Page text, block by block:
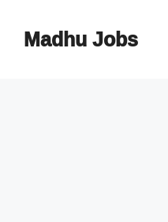
contentMadhu Jobs